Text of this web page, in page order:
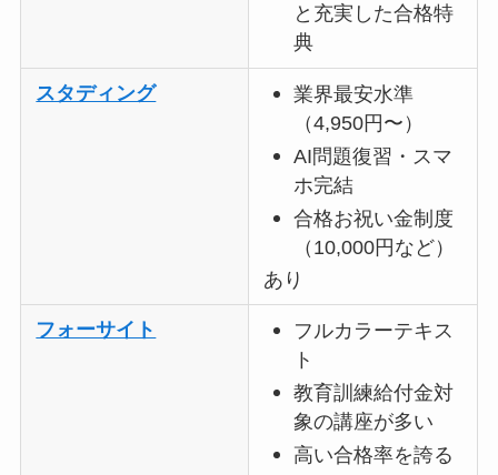
と充実した合格特
典
スタディング
業界最安水準
（4,950円〜）
AI問題復習・スマ
ホ完結
合格お祝い金制度
（10,000円など）
あり
フォーサイト
フルカラーテキス
ト
教育訓練給付金対
象の講座が多い
高い合格率を誇る